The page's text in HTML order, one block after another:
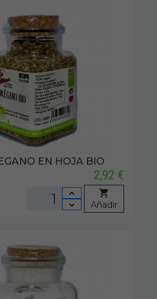
EN HOJA BIO
2,92 €
Añadir